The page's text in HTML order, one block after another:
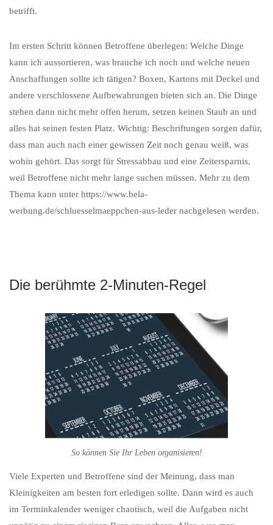
betrifft.
Im ersten Schritt können Betroffene überlegen: Welche Dinge
kann ich aussortieren, was brauche ich noch und welche neuen
Anschaffungen sollte ich tätigen? Boxen, Kartons mit Deckel und
andere verschlossene Aufbewahrungen bieten sich an. Die Dinge
stehen dann nicht mehr offen herum, setzen keinen Staub an und
alles hat seinen festen Platz. Wichtig: Beschriftungen sorgen dafür,
dass man auch nach einer gewissen Zeit noch genau weiß, was
wohin gehört. Das sorgt für Stressabbau und eine Zeitersparnis,
weil Betroffene nicht mehr lange suchen müssen. Mehr zu dem
Thema kann unter https://www.bela-
werbung.de/schluesselmaeppchen-aus-leder nachgelesen werden.
Die berühmte 2-Minuten-Regel
So können Sie Ihr Leben organisieren!
Viele Experten und Betroffene sind der Meinung, dass man
Kleinigkeiten am besten fort erledigen sollte. Dann wird es auch
im Terminkalender weniger chaotisch, weil die Aufgaben nicht